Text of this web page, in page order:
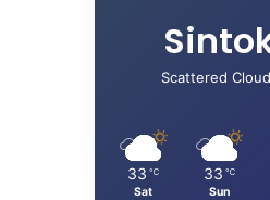
Scattered
33 ℃
Sat
33 ℃
Sun